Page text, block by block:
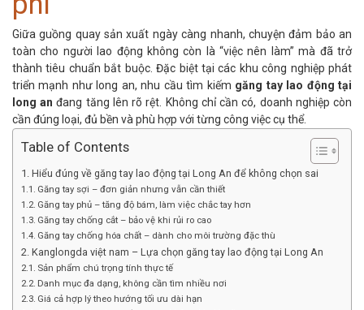
Giữa guồng quaysản xuất ngày càng nhanh, chuyện đảm bảo an
toàn cho người lao động không còn là “việc nên làm” mà đã trở
thành tiêu chuẩn bắt buộc. Đặc biệt tại các khu công nghiệp phát
triển mạnh như long an, nhu cầu tìm kiếm găng tay lao động tại
long an đang tăng lên rõ rệt. Không chỉ cần có, doanh nghiệp còn
cần đúng loại, đủ bền và phù hợp với từng công việc cụ thể.
Table of Contents
Hiểu đúng về găng tay lao động tại Long An để không chọn sai
Găng tay sợi – đơn giản nhưng vẫn cần thiết
Găng tay phủ – tăng độ bám, làm việc chắc tay hơn
Găng tay chống cắt – bảo vệ khi rủi ro cao
Găng tay chống hóa chất – dành cho môi trường đặc thù
Kanglongda việt nam – Lựa chọn găng tay lao động tại Long An
Sản phẩm chú trọng tính thực tế
Danh mục đa dạng, không cần tìm nhiều nơi
Giá cả hợp lý theo hướng tối ưu dài hạn